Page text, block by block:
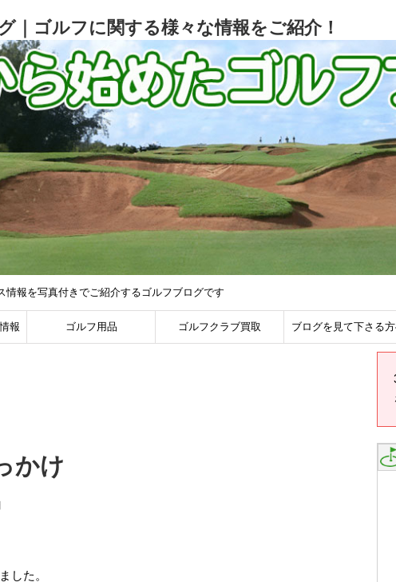
｜ゴルフに関する様々な情報をご紹介！
報を写真付きでご紹介するゴルフブログです
報 ゴルフ用品 ゴルフクラブ買取 ブログを見て下さる
かけ
した。